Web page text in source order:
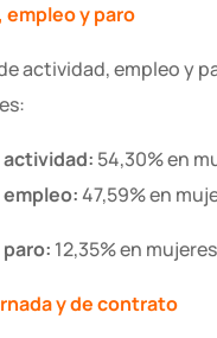
y paro
actividad, empleo y
:
actividad: 54,30% en
empleo:47,59% en
paro: 12,35% en
y de contrato